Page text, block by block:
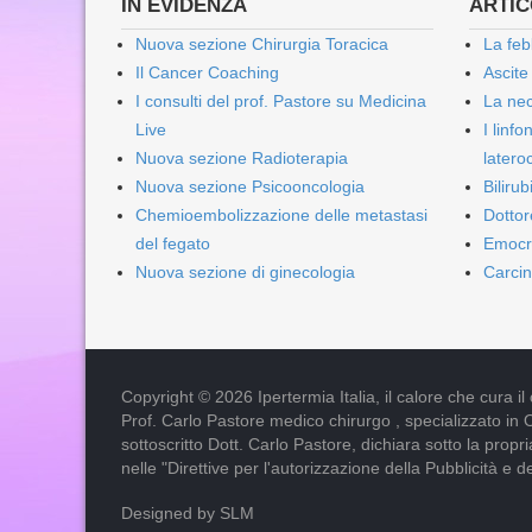
IN EVIDENZA
Nuova sezione Chirurgia Toracica
Il Cancer Coaching
I consulti del prof. Pastore su Medicina
Live
Nuova sezione Radioterapia
Nuova sezione Psicooncologia
Chemioembolizzazione delle metastasi
del fegato
Nuova sezione di ginecologia
La
La
I
Copyright © 2026 Ipertermia Italia, il calore che cura il
Prof. Carlo Pastore medico chirurgo , specializzato
sottoscritto Dott. Carlo Pastore, dichiara sotto la
nelle "Direttive per l'autorizzazione della Pubblicità e
Designed by SLM